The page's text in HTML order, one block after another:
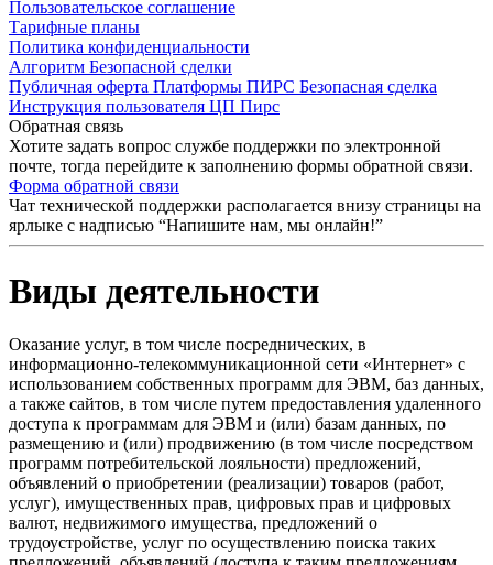
Пользовательское соглашение
Тарифные планы
Политика конфиденциальности
Алгоритм Безопасной сделки
Публичная оферта Платформы ПИРС Безопасная сделка
Инструкция пользователя ЦП Пирс
Обратная связь
Хотите задать вопрос службе поддержки по электронной
почте, тогда перейдите к заполнению формы обратной связи.
Форма обратной связи
Чат технической поддержки располагается внизу страницы на
ярлыке с надписью “Напишите нам, мы онлайн!”
Виды деятельности
Оказание услуг, в том числе посреднических, в
информационно-телекоммуникационной сети «Интернет» с
использованием собственных программ для ЭВМ, баз данных,
а также сайтов, в том числе путем предоставления удаленного
доступа к программам для ЭВМ и (или) базам данных, по
размещению и (или) продвижению (в том числе посредством
программ потребительской лояльности) предложений,
объявлений о приобретении (реализации) товаров (работ,
услуг), имущественных прав, цифровых прав и цифровых
валют, недвижимого имущества, предложений о
трудоустройстве, услуг по осуществлению поиска таких